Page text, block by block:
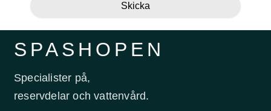
Skicka
SPASHOPEN
Specialister på,
reservdelar och vattenvård.